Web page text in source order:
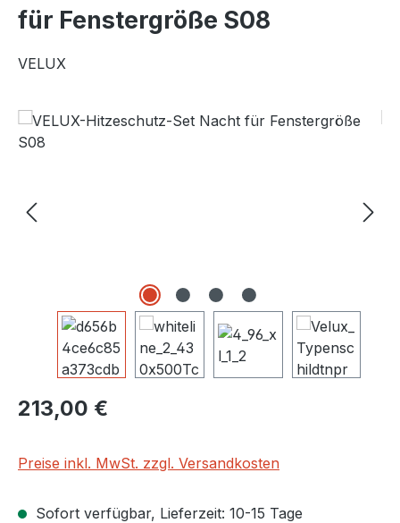
für Fenstergröße S08
VELUX
Bildergalerie überspringen
Regulärer Preis:
213,00 €
Preise inkl. MwSt. zzgl. Versandkosten
Sofort verfügbar, Lieferzeit: 10-15 Tage